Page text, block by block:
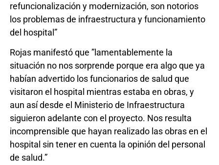
refuncionalización y modernización, son notorios
los problemas de infraestructura y funcionamiento
del hospital”
Rojas manifestó que ”lamentablemente la
situación no nos sorprende porque era algo que ya
habían advertido los funcionarios de salud que
visitaron el hospital mientras estaba en obras, y
aun así desde el Ministerio de Infraestructura
siguieron adelante con el proyecto. Nos resulta
incomprensible que hayan realizado las obras en el
hospital sin tener en cuenta la opinión del personal
de salud.”